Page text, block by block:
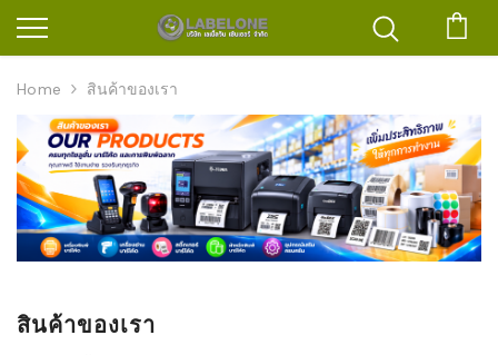
Home สินค้าของเรา
สินค้าของเรา